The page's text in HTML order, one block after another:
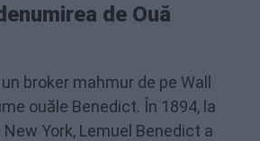
de Ouă
broker mahmur de pe Wall
ouăle Benedict. În 1894, la
York, Lemuel Benedict a